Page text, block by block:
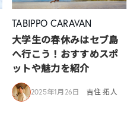
TABIPPO CARAVAN
大学生の春休みはセブ島
へ行こう！おすすめスポ
ットや魅力を紹介
2025年1月26日 吉住 拓人